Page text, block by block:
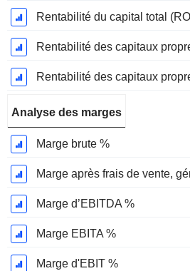
Rentabilité du capital total
Rentabilité des capitaux
Rentabilité des capitaux
Analyse des marges
Marge brute %
Marge d’EBITDA %
Marge EBITA %
Marge d'EBIT %